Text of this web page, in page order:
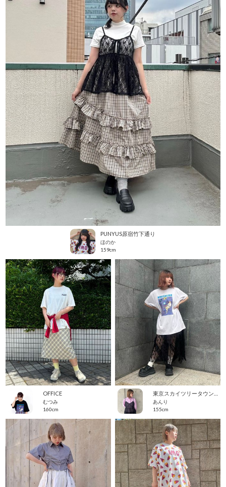
PUNYUS原宿竹下通り
ほのか
159cm
OFFICE
むつみ
160cm
あんり
155cm